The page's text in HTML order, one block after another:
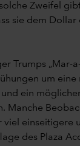
Zweifel
sie dem Dollar
Trumps „Mar-
um eine
ein
Manche
viel einseitigere
des Plaza